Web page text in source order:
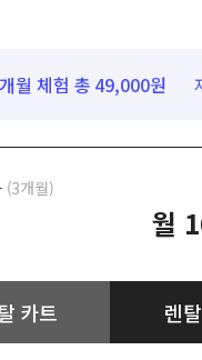
월 체험 총 49,000원
(3개월)
월
카트 렌